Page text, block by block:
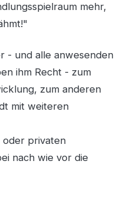
mehr,
- und alle anwesenden
ihm Recht - zum
zum anderen
mit weiteren
oder privaten
nach wie vor die